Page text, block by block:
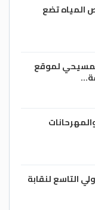
المياه تضع
لموقع
التاسع لنقابة